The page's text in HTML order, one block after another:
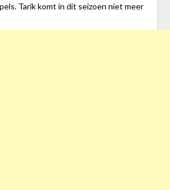
Tarik komt in dit seizoen niet meer